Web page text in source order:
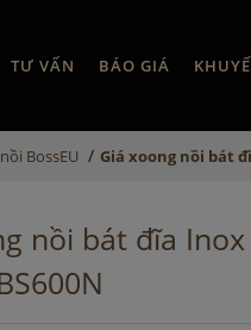
TƯ VẤN BÁO GIÁ
BossEU / Giá xoong nồi bát
nồi bát đĩa Inox